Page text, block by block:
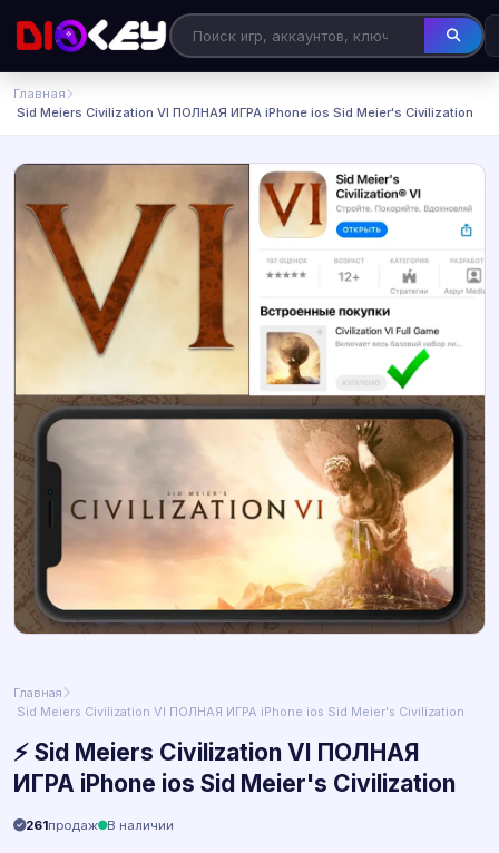
Главная
️ Sid Meiers Civilization VI ПОЛНАЯ ИГРА iPhone ios Sid Meier's Civilization
Главная
️ Sid Meiers Civilization VI ПОЛНАЯ ИГРА iPhone ios Sid Meier's Civilization
⚡️ Sid Meiers Civilization VI ПОЛНАЯ
ИГРА iPhone ios Sid Meier's Civilization
261продаж В наличии